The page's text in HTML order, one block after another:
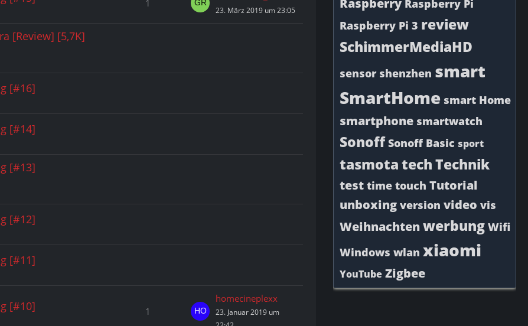
1
23. März 2019 um 23:05
[Review] [5,7K]
[#16]
[#14]
[#13]
[#12]
[#11]
[#10] 1
homecineplexx
23. Januar 2019 um
Raspberry Raspberry Pi
Raspberry Pi 3 review
SchimmerMediaHD
sensor shenzhen smart
SmartHome smart Home
smartphone smartwatch
Sonoff Sonoff Basic sport
tasmotatechTechnik
test time touch Tutorial
unboxing version video vis
Weihnachten werbung Wifi
Windows wlan xiaomi
YouTube Zigbee